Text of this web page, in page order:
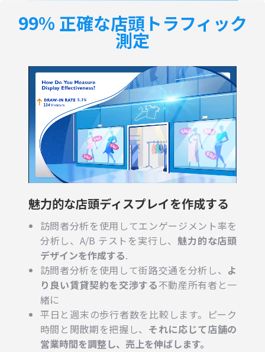
99% 正確な店頭トラフィック
測定
魅力的な店頭ディスプレイを作成する
訪問者分析を使用してエンゲージメント率を
分析し、A/B テストを実行し、魅力的な店頭
デザインを作成する.
訪問者分析を使用して街路交通を分析し、 よ
り良い賃貸契約を交渉する不動産所有者と一
緒に
平日と週末の歩行者数を比較します。ピーク
時間と閑散期を把握し、 それに応じて店舗の
営業時間を調整し、売上を伸ばします。